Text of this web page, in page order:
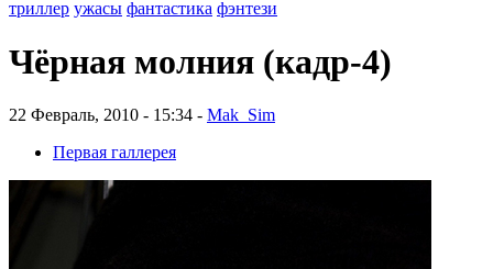
триллер ужасы фантастика фэнтези
Чёрная молния (кадр-4)
22 Февраль, 2010 - 15:34 - Mak_Sim
Первая галлерея